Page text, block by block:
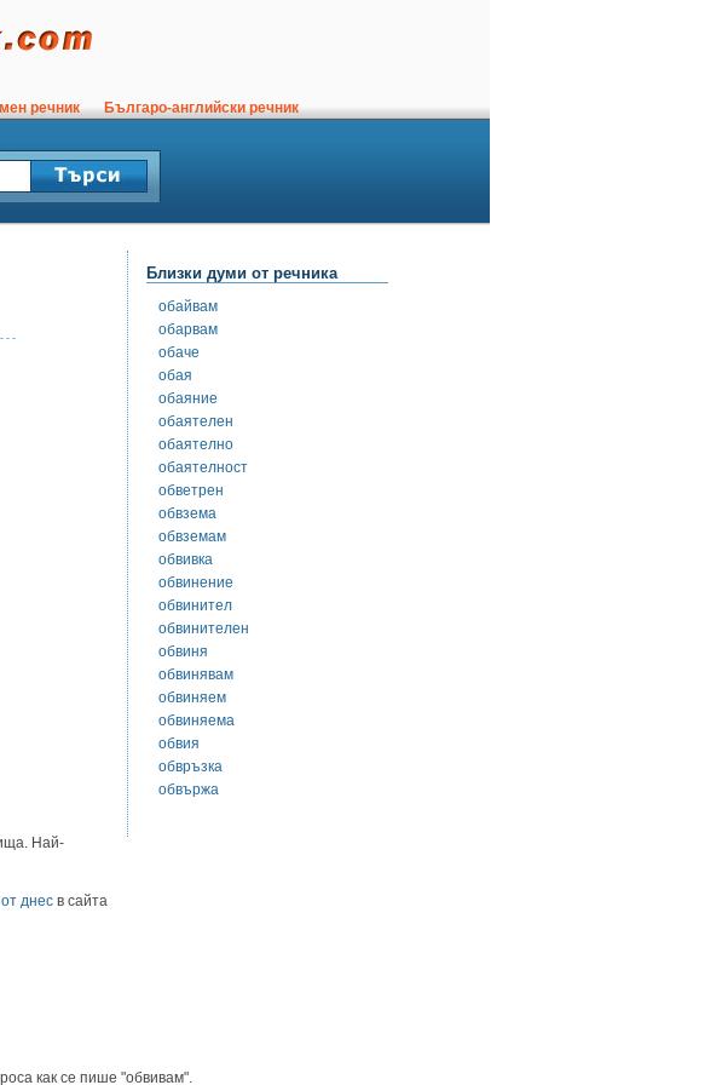
речник Българо-английски речник
Най-
днес в сайта
Близки думи от речника
обайвам
обарвам
обаче
обая
обаяние
обаятелен
обаятелно
обаятелност
обветрен
обвзема
обвземам
обвивка
обвинение
обвинител
обвинителен
обвиня
обвинявам
обвиняем
обвиняема
обвия
обвръзка
обвържа
как се пише "обвивам".